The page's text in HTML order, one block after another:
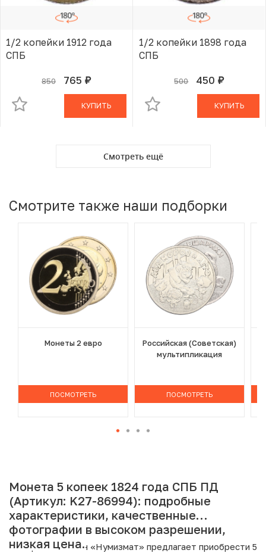
1/2 копейки 1912 года
СПБ
850 765 руб.
В КОРЗИНЕ
КУПИТЬ
1/2 копейки 1898 года
СПБ
500 450 руб.
В КОРЗИНЕ
КУПИТЬ
Смотреть ещё
Смотрите также наши подборки
Монеты 2 евро
ПОСМОТРЕТЬ
Российская (Советская)
мультипликация
ПОСМОТРЕТЬ
Монета 5 копеек 1824 года СПБ ПД
(Артикул: K27-86994): подробные
характеристики, качественные
фотографии в высоком разрешении,
низкая цена.
Интернет магазин «Нумизмат» предлагает приобрести 5